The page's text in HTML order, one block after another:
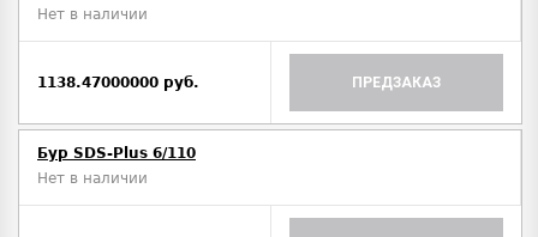
Нет в наличии
1138.47000000 руб. ПРЕДЗАКАЗ
Бур SDS-Plus 6/110
Нет в наличии